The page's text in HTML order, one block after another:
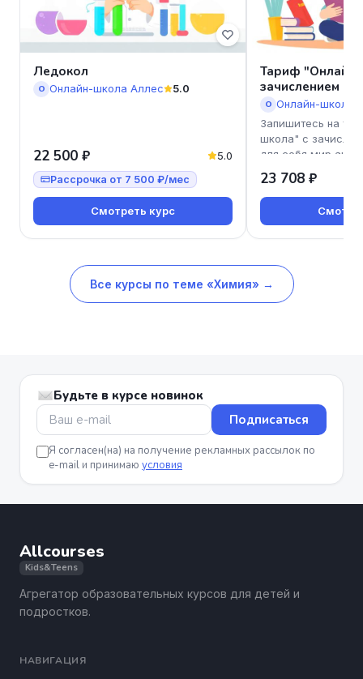
Ледокол
О Онлайн-школа Аллес 5.0
22 500 ₽ 5.0
Рассрочка от 7 500 ₽/мес
Смотреть курс
Тариф
зачислением
О Онлайн-школа
Запишитесь на
школа" с
для себя мир
23 708 ₽
Все курсы по теме «Химия» →
Будьте в курсе новинок
Подписаться
Я согласен(на) на получение рекламных рассылок по
e-mail и принимаю условия
Allcourses
Kids&Teens
Агрегатор образовательных курсов для детей и
подростков.
НАВИГАЦИЯ